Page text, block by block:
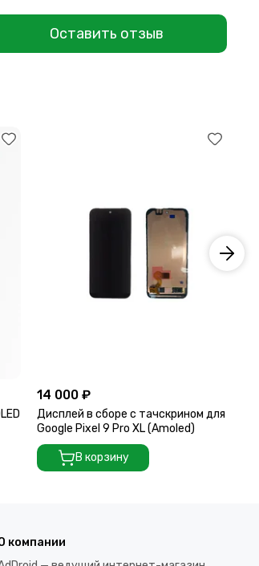
Оставить отзыв
14 000 ₽
Дисплей в сборе с тачскрином для
Google Pixel 9 Pro XL (Amoled)
В корзину
компании